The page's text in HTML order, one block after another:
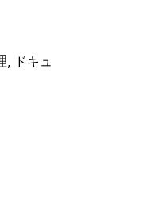
, ドキュ